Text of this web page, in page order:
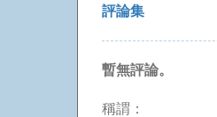
評論集
暫無評論。
稱謂：